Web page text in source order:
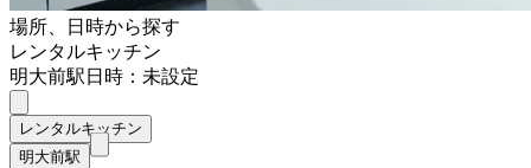
場所、日時から探す
レンタルキッチン
明大前駅日時：未設定
レンタルキッチン
明大前駅